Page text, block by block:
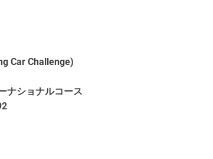
Car Challenge)
ナショナルコース